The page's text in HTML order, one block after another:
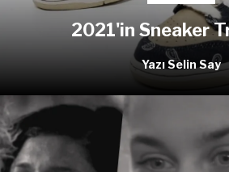
2021'in Sneaker
Yazı Selin Say